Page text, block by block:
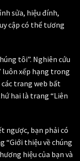
sửa, hiệu đính,
cập có thể tương
tôi”. Nghiên cứu
luôn xếp hạng trong
trang web bất
hai là trang “Liên
ngược, bạn phải có
“Giới thiệu về chúng
hiệu của bạn và